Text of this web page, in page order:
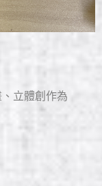
立體創作為